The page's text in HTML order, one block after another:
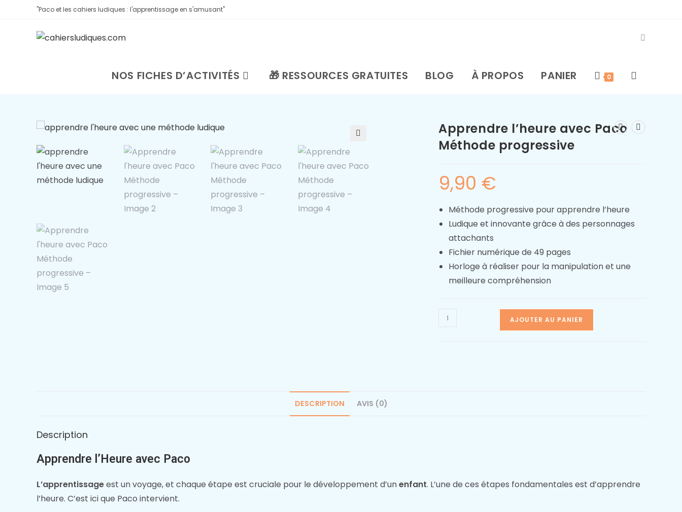
"Paco et les cahiers ludiques : l'apprentissage en s'amusant"
NOS FICHES D’ACTIVITÉS 🎁 RESSOURCES GRATUITES BLOG À PROPOS PANIER 0
Apprendre l’heure avec Paco
Méthode progressive
9,90 €
Méthode progressive pour apprendre l’heure
Ludique et innovante grâce à des personnages
attachants
Fichier numérique de 49 pages
Horloge à réaliser pour la manipulation et une
meilleure compréhension
AJOUTER AU PANIER
DESCRIPTION AVIS (0)
Description
Apprendre l’Heure avec Paco
L’apprentissageest un voyage, et chaque étape est cruciale pour le développement d’unenfant. L’une de ces étapes fondamentales est d’apprendre
l’heure. C’est ici que Paco intervient.